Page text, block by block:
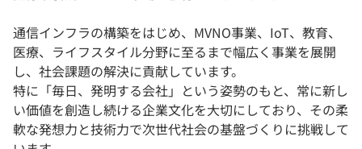
通信インフラの構築をはじめ、MVNO事業、IoT、教育、
医療、ライフスタイル分野に至るまで幅広く事業を展開
し、社会課題の解決に貢献しています。
特に「毎日、発明する会社」という姿勢のもと、常に新し
い価値を創造し続ける企業文化を大切にしており、その柔
軟な発想力と技術力で次世代社会の基盤づくりに挑戦して